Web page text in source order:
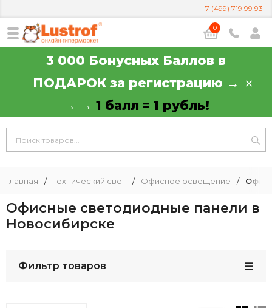
+7 (499) 719 99 93
0
3 000 Бонусных Баллов в
ПОДАРОК за регистрацию →
→ → 1 балл = 1 рубль!
Главная / Технический свет / Офисное освещение /
Офисные светодиодные панели в
Новосибирске
Фильтр товаров